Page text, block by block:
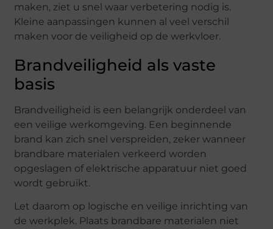
maken, ziet u snel waar verbetering nodig is.
Kleine aanpassingen kunnen al veel verschil
maken voor de veiligheid op de werkvloer.
Brandveiligheid als vaste
basis
Brandveiligheid is een belangrijk onderdeel van
een veilige werkomgeving. Een beginnende
brand kan zich snel verspreiden, zeker wanneer
brandbare materialen verkeerd worden
opgeslagen of elektrische apparatuur niet goed
wordt gebruikt.
Let daarom op logische en veilige inrichting van
de werkplek. Plaats brandbare materialen niet